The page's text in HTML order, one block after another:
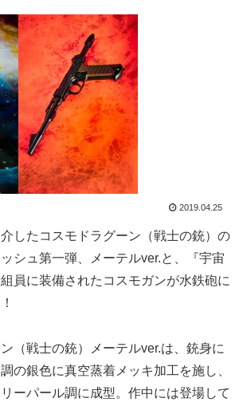
2019.04.25
したコスモドラグーン（戦士の銃）の
シュ第一弾、メーテルver.と、『宇宙
員に装備されたコスモガンが水鉄砲に
（戦士の銃）メーテルver.は、銃身に
の銀色に真空蒸着メッキ加工を施し、
ーパール調に成型。作中には登場して